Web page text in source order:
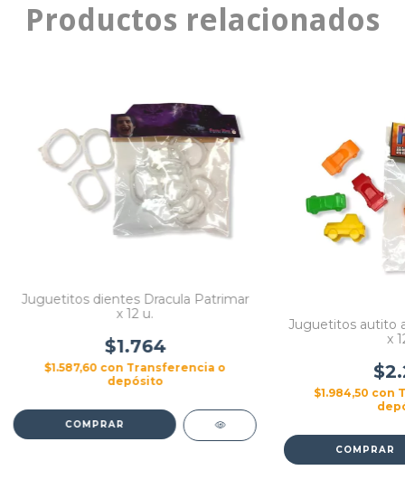
Productos relacionados
Juguetitos dientes Dracula Patrimar
x 12 u.
$1.764
$1.587,60 con Transferencia o
depósito
Juguetitos autito
x
$1.984,50 con